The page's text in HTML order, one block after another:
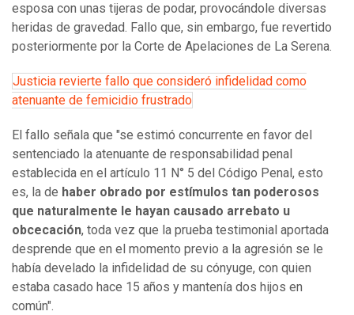
esposa con unas tijeras de podar, provocándole diversas
heridas de gravedad. Fallo que, sin embargo, fue revertido
posteriormente por la Corte de Apelaciones de La Serena.
Justicia revierte fallo que consideró infidelidad como
atenuante de femicidio frustrado
El fallo señala que "se estimó concurrente en favor del
sentenciado la atenuante de responsabilidad penal
establecida en el artículo 11 N° 5 del Código Penal, esto
es, la de haber obrado por estímulos tan poderosos
que naturalmente le hayan causado arrebato u
obcecación, toda vez que la prueba testimonial aportada
desprende que en el momento previo a la agresión se le
había develado la infidelidad de su cónyuge, con quien
estaba casado hace 15 años y mantenía dos hijos en
común".